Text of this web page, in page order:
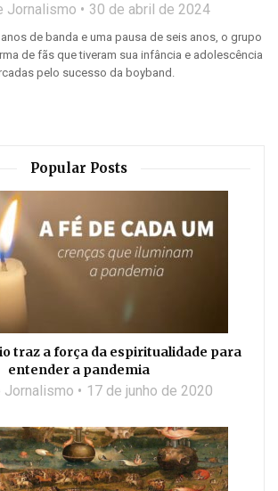
Jornalismo 30 de abril de 2024
de banda e uma pausa de seis anos, o grupo
de fãs que tiveram sua infância e adolescência
pelo sucesso da boyband.
Popular Posts
traz a força da espiritualidade para
entender a pandemia
Jornalismo 17 de junho de 2020